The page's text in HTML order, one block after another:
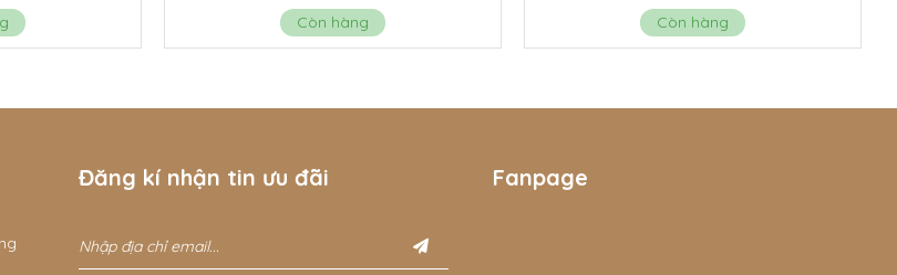
Còn hàng
Còn hàng
Đăng kí nhận tin ưu đãi Fanpage